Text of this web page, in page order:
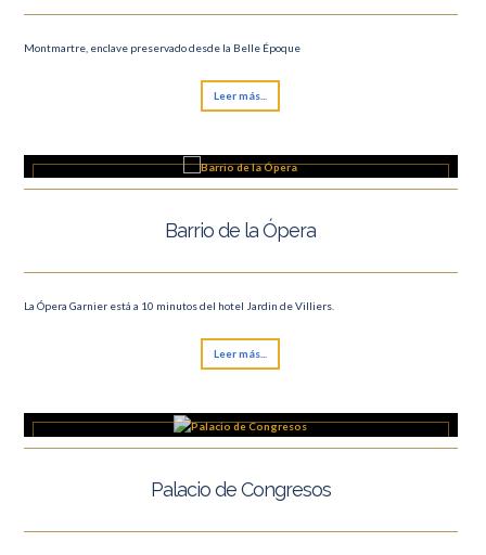
Montmartre, enclave preservado desde la Belle Époque
Leer más...
Barrio de la Ópera
La Ópera Garnier está a 10 minutos del hotel Jardin de Villiers.
Leer más...
Palacio de Congresos